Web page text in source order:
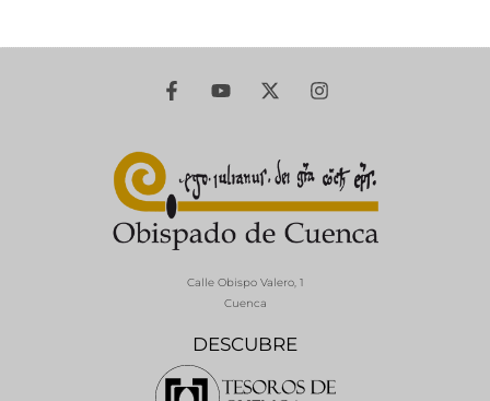
DESCUBRE
Calle Obispo Valero, 1
Cuenca